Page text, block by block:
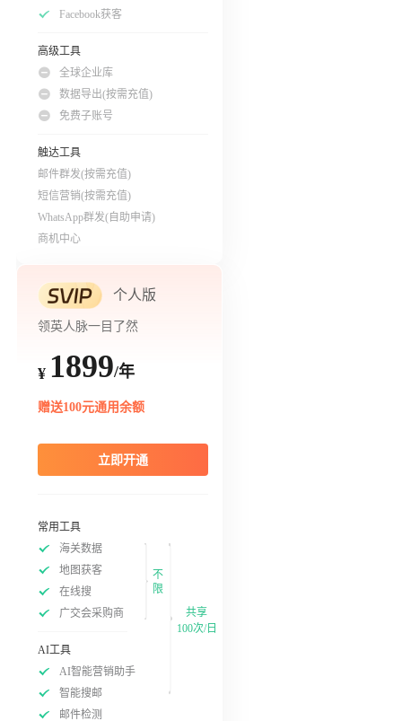
Facebook获客
高级工具
全球企业库
数据导出(按需充值)
免费子账号
触达工具
邮件群发(按需充值)
短信营销(按需充值)
WhatsApp群发(自助申请)
商机中心
个人版
领英人脉一目了然
¥ 1899/年
赠送100元通用余额
立即开通
常用工具
海关数据
地图获客
在线搜
广交会采购商
不
限
AI工具
AI智能营销助手
智能搜邮
邮件检测
共享
100次/日